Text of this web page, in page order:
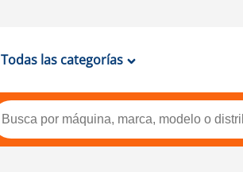
Todas las categorías